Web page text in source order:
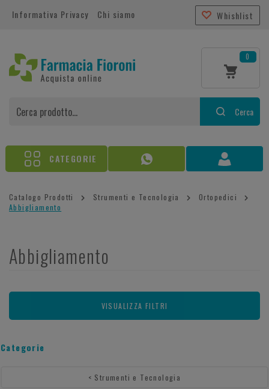
Informativa Privacy Chi siamo Whishlist
0
Cerca
CATEGORIE
Catalogo Prodotti Strumenti e Tecnologia
Ortopedici
Abbigliamento
Abbigliamento
VISUALIZZA FILTRI
Categorie
< Strumenti e Tecnologia